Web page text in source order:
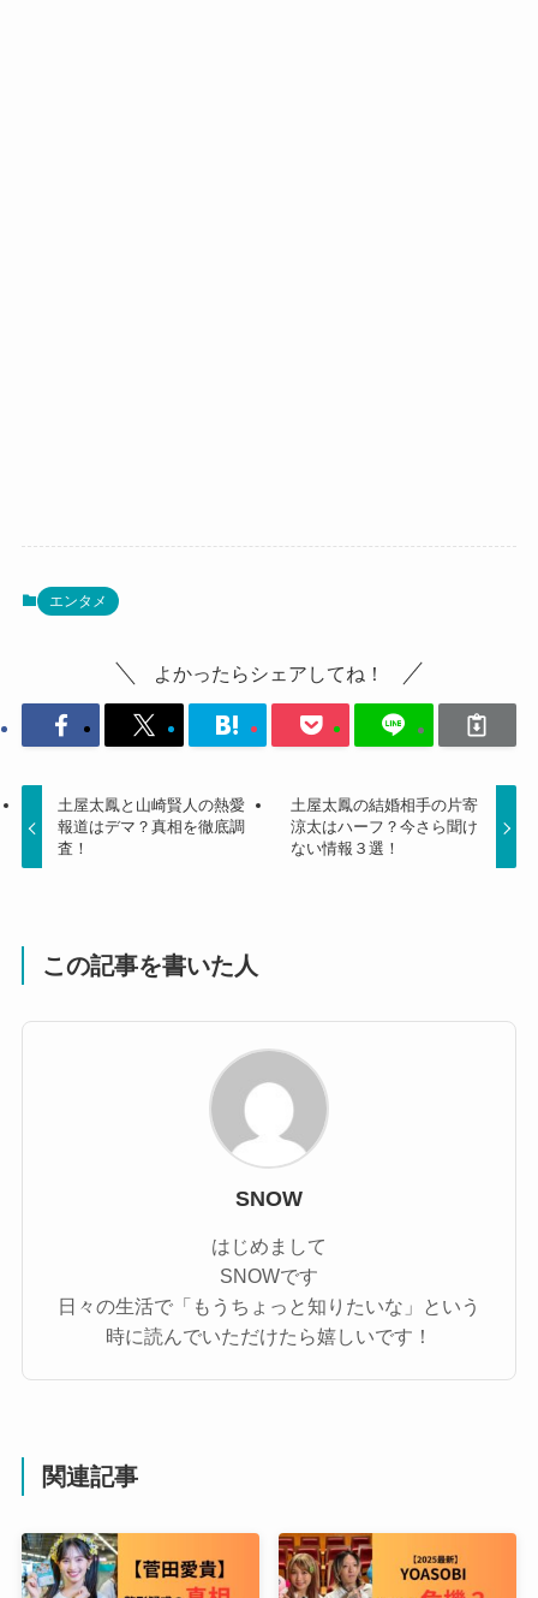
エンタメ
よかったらシェアしてね！
土屋太鳳と山崎賢人の熱愛
報道はデマ？真相を徹底調
査！
土屋太鳳の結婚相手の片寄
涼太はハーフ？今さら聞け
ない情報３選！
この記事を書いた人
SNOW
はじめまして
SNOWです
日々の生活で「もうちょっと知りたいな」という
時に読んでいただけたら嬉しいです！
関連記事